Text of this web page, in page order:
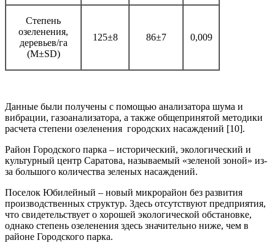
Степень
озеленения,
деревьев/га
(M±SD)
125±8 86±7 0,009
Данные были получены с помощью анализатора шума и
вибрации, газоанализатора, а также общепринятой методики
расчета степени озеленения городских насаждений [10].
Район Городского парка – исторический, экологический и
культурный центр Саратова, называемый «зеленой зоной» из-
за большого количества зеленых насаждений.
Поселок Юбилейный – новый микрорайон без развития
производственных структур. Здесь отсутствуют предприятия,
что свидетельствует о хорошей экологической обстановке,
однако степень озеленения здесь значительно ниже, чем в
районе Городского парка.